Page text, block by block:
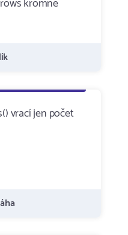
kromně
vrací jen počet